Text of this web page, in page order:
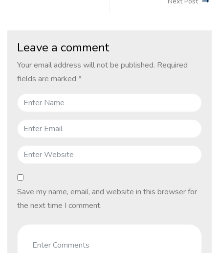
Leave a comment
Your email address will not be published. Required
fields are marked *
Save my name, email, and website in this browser for
the next time I comment.